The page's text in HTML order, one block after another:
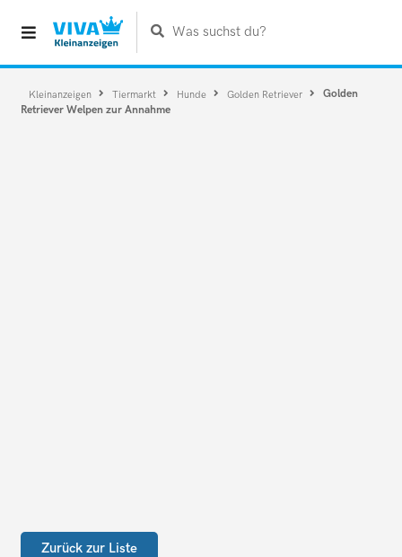
Was suchst du?
Kleinanzeigen Tiermarkt Hunde Golden Retriever
Golden
Retriever Welpen zur Annahme
Zurück zur Liste